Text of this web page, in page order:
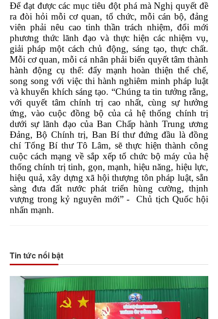
Để đạt được các mục tiêu đột phá mà Nghị quyết đề
ra đòi hỏi mỗi cơ quan, tổ chức, mỗi cán bộ, đảng
viên phải nêu cao tinh thần trách nhiệm, đổi mới
phương thức lãnh đạo và thực hiện các nhiệm vụ,
giải pháp một cách chủ động, sáng tạo, thực chất.
Mỗi cơ quan, mỗi cá nhân phải biến quyết tâm thành
hành động cụ thể: đẩy mạnh hoàn thiện thể chế,
song song với việc thi hành nghiêm minh pháp luật
và khuyến khích sáng tạo. “Chúng ta tin tưởng rằng,
với quyết tâm chính trị cao nhất, cùng sự hưởng
ứng, vào cuộc đồng bộ của cả hệ thống chính trị
dưới sự lãnh đạo của Ban Chấp hành Trung ương
Đảng, Bộ Chính trị, Ban Bí thư đứng đầu là đồng
chí Tổng Bí thư Tô Lâm, sẽ thực hiện thành công
cuộc cách mạng về sắp xếp tổ chức bộ máy của hệ
thống chính trị tinh, gọn, mạnh, hiệu năng, hiệu lực,
hiệu quả, xây dựng xã hội thượng tôn pháp luật, sẵn
sàng đưa đất nước phát triển hùng cường, thịnh
vượng trong kỷ nguyên mới” - Chủ tịch Quốc hội
nhấn mạnh.
Tin tức nổi bật